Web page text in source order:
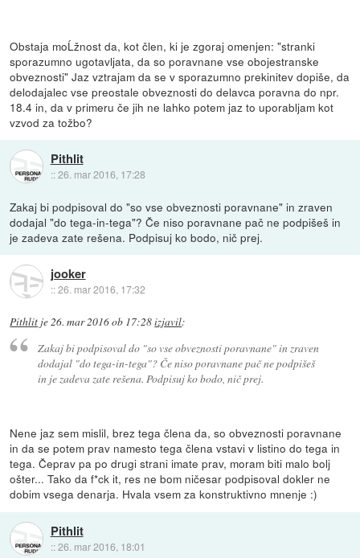
Obstaja moĹžnost da, kot člen, ki je zgoraj omenjen: "stranki
sporazumno ugotavljata, da so poravnane vse obojestranske
obveznosti" Jaz vztrajam da se v sporazumno prekinitev dopiše, da
delodajalec vse preostale obveznosti do delavca poravna do npr.
18.4 in, da v primeru če jih ne lahko potem jaz to uporabljam kot
vzvod za tožbo?
Pithlit
::26. mar 2016, 17:28
Zakaj bi podpisoval do "so vse obveznosti poravnane" in zraven
dodajal "do tega-in-tega"? Če niso poravnane pač ne podpišeš in
je zadeva zate rešena. Podpisuj ko bodo, nič prej.
jooker
::26. mar 2016, 17:32
Pithlit je26. mar 2016 ob 17:28izjavil:
Zakaj bi podpisoval do "so vse obveznosti poravnane" in zraven
dodajal "do tega-in-tega"? Če niso poravnane pač ne podpišeš
in je zadeva zate rešena. Podpisuj ko bodo, nič prej.
Nene jaz sem mislil, brez tega člena da, so obveznosti poravnane
in da se potem prav namesto tega člena vstavi v listino do tega in
tega. Čeprav pa po drugi strani imate prav, moram biti malo bolj
ošter... Tako da f*ck it, res ne bom ničesar podpisoval dokler ne
dobim vsega denarja. Hvala vsem za konstruktivno mnenje :)
Pithlit
::26. mar 2016, 18:01